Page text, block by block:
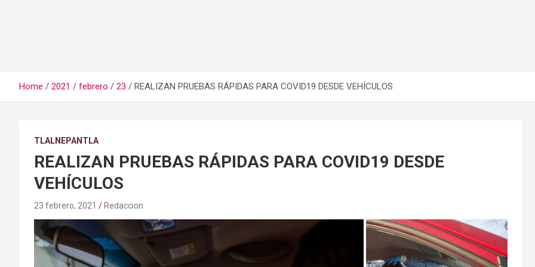
Home 2021 febrero 23 REALIZAN PRUEBAS RÁPIDAS PARA COVID19 DESDE VEHÍCULOS
TLALNEPANTLA
REALIZAN PRUEBAS RÁPIDAS PARA COVID19 DESDE
VEHÍCULOS
23 febrero, 2021 Redaccion